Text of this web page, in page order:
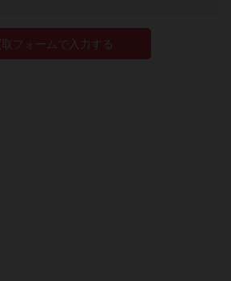
取フォームで入力する